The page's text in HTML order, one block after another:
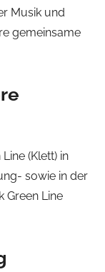
Musik und
gemeinsame
(Klett) in
sowie in der
Green Line